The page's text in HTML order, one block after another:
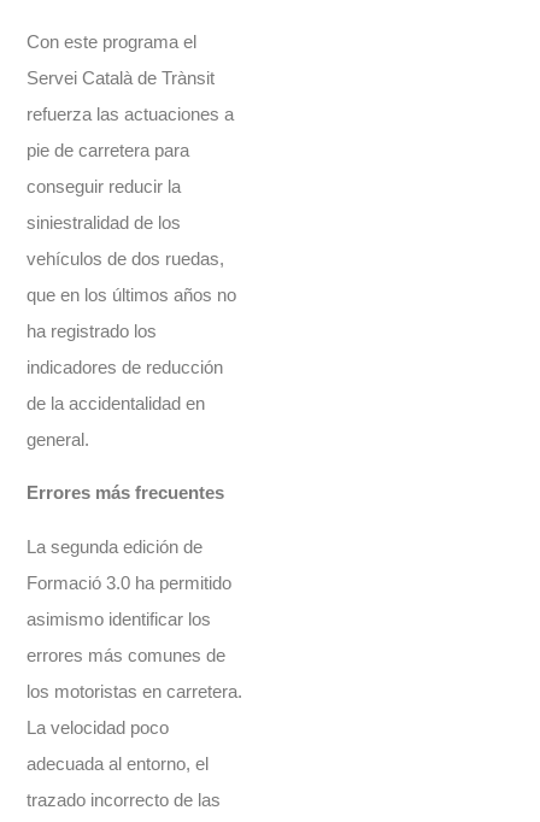
Con este programa el
Servei Català de Trànsit
refuerza las actuaciones a
pie de carretera para
conseguir reducir la
siniestralidad de los
vehículos de dos ruedas,
que en los últimos años no
ha registrado los
indicadores de reducción
de la accidentalidad en
general.
Errores más frecuentes
La segunda edición de
Formació 3.0 ha permitido
asimismo identificar los
errores más comunes de
los motoristas en carretera.
La velocidad poco
adecuada al entorno, el
trazado incorrecto de las